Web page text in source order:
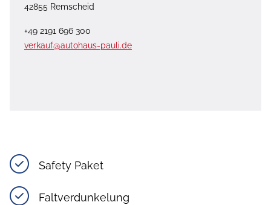
42855 Remscheid
+49 2191 696 300
verkauf@autohaus-pauli.de
Safety Paket
Faltverdunkelung